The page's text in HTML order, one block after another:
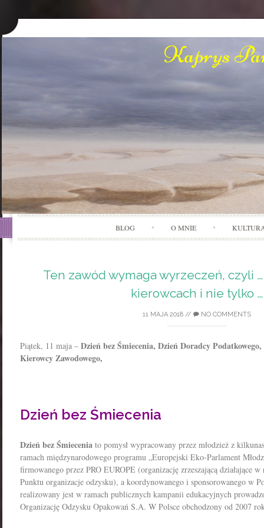
Kaprys
BLOG O MNIE
Ten zawód wymaga wyrzeczeń, czyli
kierowcach i nie tylko …
11 MAJA 2018 // NO COMMENTS
Piątek, 11 maja – Dzień bez Śmiecenia, Dzień Doradcy
Kierowcy Zawodowego,
Dzień bez Śmiecenia
Dzień bez Śmiecenia to pomysł wypracowany przez młodzież z
ramach międzynarodowego programu „Europejski Eko-Parlament
firmowanego przez PRO EUROPE (organizację zrzeszającą działające
Punktu organizacje odzysku), a koordynowanego i sponsorowanego w
realizowany jest w ramach publicznych kampanii edukacyjnych
Organizację Odzysku Opakowań S.A. W Polsce obchodzony od 2007